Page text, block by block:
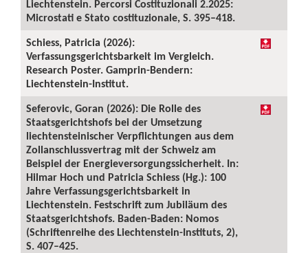
Liechtenstein. Percorsi Costituzionali 2.2025:
Microstati e Stato costituzionale, S. 395–418.
Schiess, Patricia (2026):
Verfassungsgerichtsbarkeit im Vergleich.
Research Poster. Gamprin-Bendern:
Liechtenstein-Institut.
Seferovic, Goran (2026): Die Rolle des
Staatsgerichtshofs bei der Umsetzung
liechtensteinischer Verpflichtungen aus dem
Zollanschlussvertrag mit der Schweiz am
Beispiel der Energieversorgungssicherheit. In:
Hilmar Hoch und Patricia Schiess (Hg.): 100
Jahre Verfassungsgerichtsbarkeit in
Liechtenstein. Festschrift zum Jubiläum des
Staatsgerichtshofs. Baden-Baden: Nomos
(Schriftenreihe des Liechtenstein-Instituts, 2),
S. 407–425.